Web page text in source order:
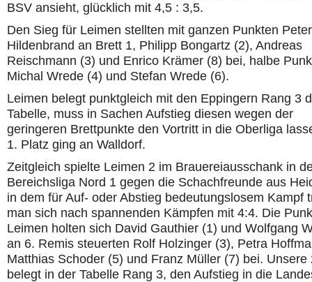
BSV ansieht, glücklich mit 4,5 : 3,5.
Den Sieg für Leimen stellten mit ganzen Punkten Peter
Hildenbrand an Brett 1, Philipp Bongartz (2), Andreas
Reischmann (3) und Enrico Krämer (8) bei, halbe
Michal Wrede (4) und Stefan Wrede (6).
Leimen belegt punktgleich mit den Eppingern Rang 3
Tabelle, muss in Sachen Aufstieg diesen wegen der
geringeren Brettpunkte den Vortritt in die Oberliga
1. Platz ging an Walldorf.
Zeitgleich spielte Leimen 2 im Brauereiausschank in
Bereichsliga Nord 1 gegen die Schachfreunde aus
in dem für Auf- oder Abstieg bedeutungslosem Kampf
man sich nach spannenden Kämpfen mit 4:4. Die
Leimen holten sich David Gauthier (1) und Wolfgang
an 6. Remis steuerten Rolf Holzinger (3), Petra
Matthias Schoder (5) und Franz Müller (7) bei. Unsere
belegt in der Tabelle Rang 3, den Aufstieg in die